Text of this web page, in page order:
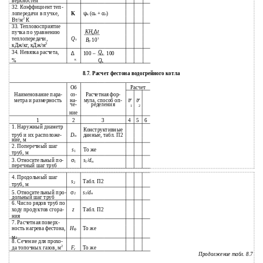
32. Коэффициент теп-
лопередачи в пучке, K ψк (αк +αл)
Вт/м2 К
33. Тепловосприятие
KHк∆t
пучка по уравнению
Qт
теплопередачи, Bр 103
кДж/кг, кДж/м3
34. Невязка расчета, ∆ 100 – Qт 100
% к Qк
8.7. Расчет фестона водогрейного котла
Об
Расчетная фор-
Расчет
Наименование пара-
оз-
метра и размерность
на- мула, способ оп- ϑ′′ ϑ′′
че- ределения 1 2
ние
1
2 3 4 5
6
1. Наружный диаметр
Dн
Конструктивные
труб и их расположе- данные, табл. П2
ние, м
2. Поперечный шаг
s 1 То же
труб, м
3. Относительный по- σ1 s1 /dн
перечный шаг труб
4. Продольный шаг
s2 Табл. П2
труб, м
5. Относительный про- σ2 s2/dн
дольный шаг труб
6. Число рядов труб по
z
ходу продуктов сгора-
Табл. П2
ния
7. Расчетная поверх-
Hф
ность нагрева фестона, То же
м2
8. Сечение для прохо-
Fг То же
да топочных газов, м2
Продолжение табл. 8.7